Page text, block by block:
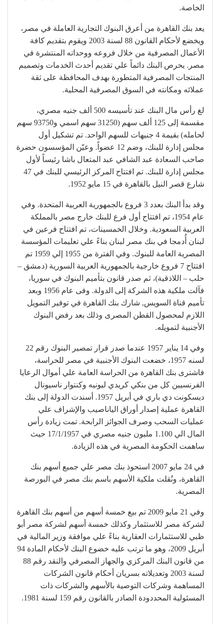
الخاصة.
يعد بنك القاهرة من أعرق البنوك التجارية العاملة في مصر،
ويخضع لأحكام القانون 88 لسنة 2003 ويقوم بتقديم كافة
الأعمال المصرفية من خلال فروعه ووحداته المنتشرة في
مصر. يحرص البنك دائماً علي تقديم أحدث الخدمات وتصميم
المنتجات المصرفية المتطورة بهدف المحافظة على ثقة
عملائه ومكانته في السوق المصرفية المحلية.
لغ رأس مال البنك عند تأسيسه 500 ألف جنيه مصري،
مقسمة إلى 125 ألف سهم (31250 سهم اسمي و93750 سهم
لحامله) بقيمة 4 جنيهات للسهم الواحد. تم تشكيل أول
مجلس إدارة للبنك، وضم 12 عضواً. وعيّن المؤسسون حضرة
صاحب السعادة عبد الشافي عبد المتعال باشا رئيساً لأول
مجلس إدارة للبنك. تم افتتاح المركز الرئيسي للبنك في 47
شارع قصر النيل بالقاهرة في 15 مايو 1952.
وقد بدأ البنك بعدد 3 فروع بالجمهورية العربية المتحدة. وفي
عام 1954، تم افتتاح أول فرع للبنك خارج مصر بالمملكة
العربية السعودية. وخلال الخمسينات، تم افتتاح فرعين في
لبنان أُدمجا في بنك مصر لبنان بناءً علي تعليمات المؤسسة
المصرية العامة للبنوك. وفي الفترة من 1955 إلي 1959 تم
افتتاح 7 فروع خارجية بالجمهورية العربية السورية (دمشق –
حلب – اللاذقية)، ثم صدر قانون بتأميم البنوك في سوريا،
فآلت ملكية هذه الشركة إلى الدولة. وفى عام 1956 وبعد
تأميم قناة السويس, شارك بنك القاهرة في توفير التمويل
اللازم لمحصول القطن المصرى وذلك بعد رفض البنوك
الأجنبية لتمويله.
وفي 14 يناير 1957 عندما صدر قرار تمصير البنوك رقم 22
لسنه 1957، خضعت البنوك الأجنبية في مصر للحراسة،
فاشترى بنك القاهرة من الحراسة العامة علي أموال الرعايا
الفرنسيين كل من بنكي كريدي ليونيه وكنتوار ناسيونال
ديسكونت دي باري في أبريل 1957. أسندت الدولة إلى بنك
القاهرة عملية إصدار أوراق الياناصيب والإشراف علي
عمليات السحب وصرف الجوائز الرابحة. تمت زيادة رأس
المال الي 1.100 مليون جنيه مصري في 17/1/1957 حيث
ساهمت الحكومة المصرية في هذه الزيادة.
في 24 مايو 2007 استحوذ بنك مصر علي جميع أسهم بنك
القاهرة، ونُقلت ملكية الأسهم باسم بنك مصر في البورصة
المصرية.
وفي 21 مايو 2009 تم بيع خمسة أسهم من أسهم بنك القاهرة
لشركة مصر للاستثمار وكذلك خمسة أسهم لشركة مصر أبو
ظبي للاستثمارات العقارية بناءً علي موافقة وزير المالية في
أبريل 2009، وهو ما ترتب عليه خضوع البنك لأحكام المادة 94
من قانون البنك المركزي والجهاز المصرفي والنقد رقم 88
لسنة 2003 وتعديلاته بسريان أحكام قانون الشركات
المساهمة وشركات التوصية بالأسهم والشركات ذات
المسئولية المحددودة الصادر بالقانون رقم 159 لسنة 1981.